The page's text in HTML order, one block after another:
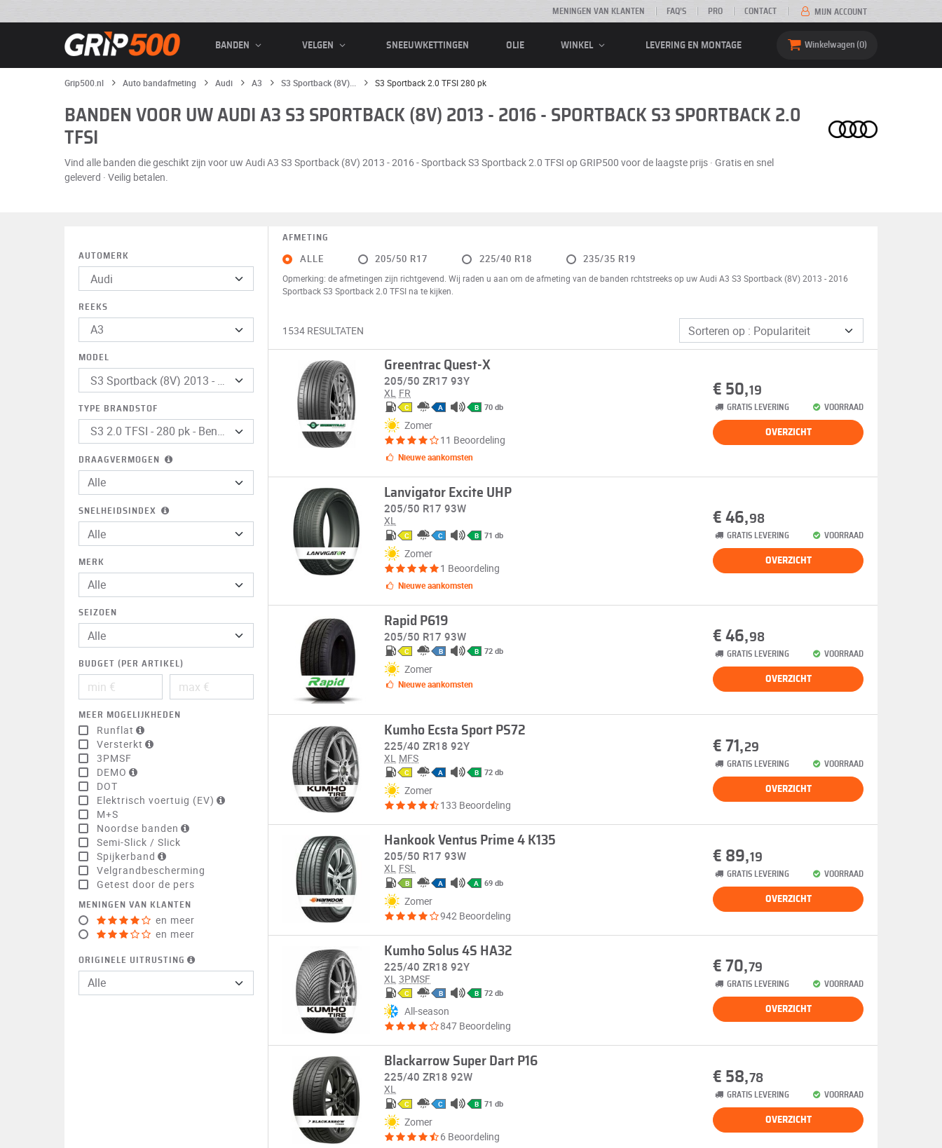
MENINGEN VAN KLANTEN FAQ’S PRO CONTACT MIJN ACCOUNT
BANDEN VELGEN SNEEUWKETTINGEN OLIE WINKEL LEVERING EN MONTAGE Winkelwagen 0
Grip500.nl Auto bandafmeting Audi A3 S3 Sportback (8V)... S3 Sportback 2.0 TFSI 280 pk
BANDEN VOOR UW AUDI A3 S3 SPORTBACK (8V) 2013 - 2016 - SPORTBACK S3 SPORTBACK 2.0
TFSI
Vind alle banden die geschikt zijn voor uw Audi A3 S3 Sportback (8V) 2013 - 2016 - Sportback S3 Sportback 2.0 TFSI op GRIP500 voor de laagste prijs · Gratis en snel
geleverd · Veilig betalen.
AUTOMERK
REEKS
MODEL
TYPE BRANDSTOF
DRAAGVERMOGEN
SNELHEIDSINDEX
MERK
Alle
SEIZOEN
BUDGET (PER ARTIKEL)
MEER MOGELIJKHEDEN
Runflat
Versterkt
3PMSF
DEMO
DOT
Elektrisch voertuig (EV)
M+S
Noordse banden
Semi-Slick / Slick
Spijkerband
Velgrandbescherming
Getest door de pers
MENINGEN VAN KLANTEN
en meer
en meer
ORIGINELE UITRUSTING
Alle
AFMETING
ALLE 205/50 R17 225/40 R18 235/35 R19
Opmerking: de afmetingen zijn richtgevend. Wij raden u aan om de afmeting van de banden rchtstreeks op uw Audi A3 S3 Sportback (8V) 2013 - 2016
Sportback S3 Sportback 2.0 TFSI na te kijken.
1534 RESULTATEN
Greentrac Quest-X
205/50 ZR17 93Y
XL FR
C A B 70 db
Zomer
11 Beoordeling
Nieuwe aankomsten
€ 50,19
GRATIS LEVERING VOORRAAD
OVERZICHT
Lanvigator Excite UHP
205/50 R17 93W
XL
C C B 71 db
Zomer
1 Beoordeling
Nieuwe aankomsten
€ 46,98
GRATIS LEVERING VOORRAAD
OVERZICHT
Rapid P619
205/50 R17 93W
C B B 72 db
Zomer
Nieuwe aankomsten
€ 46,98
GRATIS LEVERING VOORRAAD
OVERZICHT
Kumho Ecsta Sport PS72
225/40 ZR18 92Y
XL MFS
C A B 72 db
Zomer
133 Beoordeling
€ 71,29
GRATIS LEVERING VOORRAAD
OVERZICHT
Hankook Ventus Prime 4 K135
205/50 R17 93W
XL FSL
B A A 69 db
Zomer
942 Beoordeling
€ 89,19
GRATIS LEVERING VOORRAAD
OVERZICHT
Kumho Solus 4S HA32
225/40 ZR18 92Y
XL 3PMSF
C B B 72 db
All-season
847 Beoordeling
€ 70,79
GRATIS LEVERING VOORRAAD
OVERZICHT
Blackarrow Super Dart P16
225/40 ZR18 92W
XL
C C B 71 db
Zomer
6 Beoordeling
€ 58,78
GRATIS LEVERING VOORRAAD
OVERZICHT